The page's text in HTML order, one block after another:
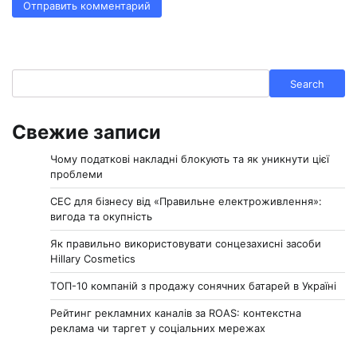
Search
Свежие записи
Чому податкові накладні блокують та як уникнути цієї
проблеми
СЕС для бізнесу від «Правильне електроживлення»:
вигода та окупність
Як правильно використовувати сонцезахисні засоби
Hillary Cosmetics
ТОП-10 компаній з продажу сонячних батарей в Україні
Рейтинг рекламних каналів за ROAS: контекстна
реклама чи таргет у соціальних мережах